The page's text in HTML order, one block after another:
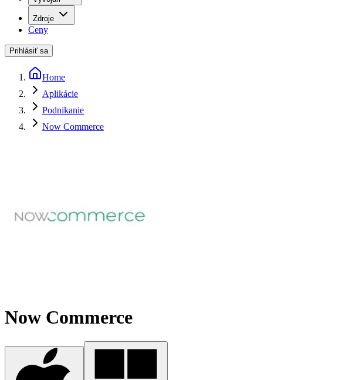
Zdroje
Ceny
Prihlásiť sa
Home
Aplikácie
Podnikanie
Now Commerce
Now Commerce